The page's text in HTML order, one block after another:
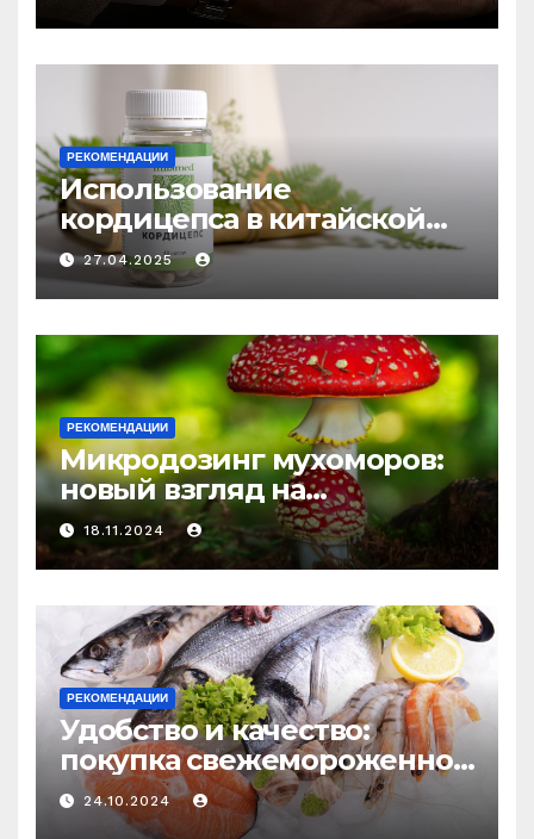
РЕКОМЕНДАЦИИ
Использование
кордицепса в китайской
медицине: природное
средство против усталости
и истощения
27.04.2025
РЕКОМЕНДАЦИИ
Микродозинг мухоморов:
новый взгляд на
психоделику
18.11.2024
РЕКОМЕНДАЦИИ
Удобство и качество:
покупка свежемороженной
рыбы онлайн
24.10.2024